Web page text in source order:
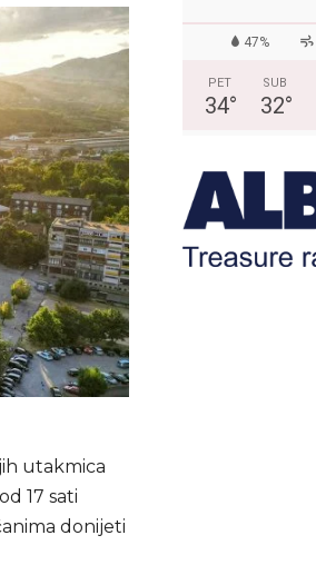
utakmica
17 sati
donijeti
47%
PET
34°
SUB
32°